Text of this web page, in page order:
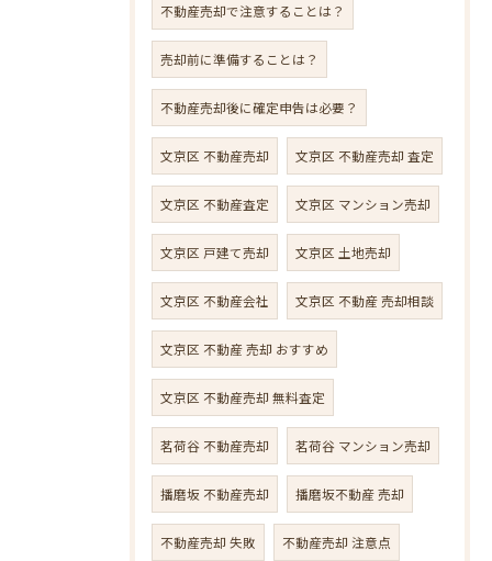
不動産売却で注意することは？
売却前に準備することは？
不動産売却後に確定申告は必要？
文京区 不動産売却 文京区 不動産売却 査定
文京区 不動産査定 文京区 マンション売却
文京区 戸建て売却 文京区 土地売却
文京区 不動産会社 文京区 不動産 売却相談
文京区 不動産 売却 おすすめ
文京区 不動産売却 無料査定
茗荷谷 不動産売却 茗荷谷 マンション売却
播磨坂 不動産売却 播磨坂不動産 売却
不動産売却 失敗 不動産売却 注意点